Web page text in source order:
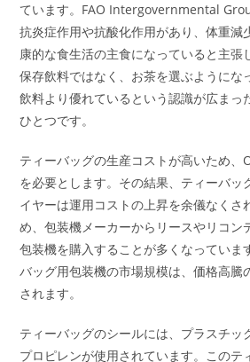
ています。FAO Intergovernmental
抗炎症作用や抗酸化作用があり、体重減
康的な食生活の主食になっていると主張
保存飲料ではなく、お茶を選ぶようにな
飲料より優れているという認識が広まっ
ひとつです。
ティーバッグの生産コストが高いため、
を必要とします。その結果、ティーバッ
イヤーは運用コストの上昇を余儀なくさ
め、包装機メーカーからリースやリコン
包装機を購入することが多くなっていま
バッグ用包装機の市場規模は、価格高騰
されます。
ティーバッグのシールには、プラスチッ
プロピレンが使用されています。このテ